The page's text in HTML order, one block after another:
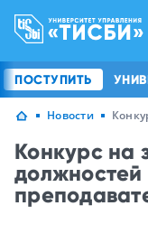
ПОСТУПИТЬ
Новости
Конкурс на